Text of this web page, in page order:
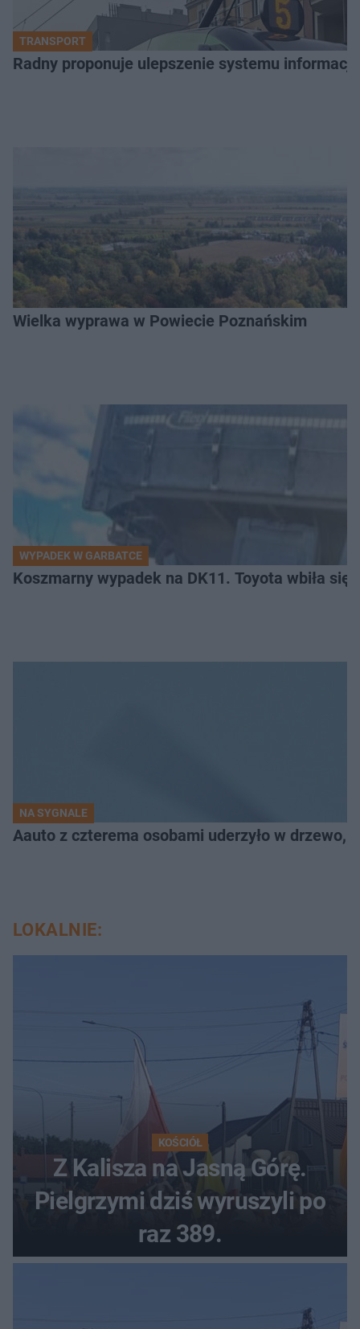
TRANSPORT
Radny proponuje ulepszenie systemu
Wielka wyprawa w Powiecie Poznańskim
WYPADEK W GARBATCE
Koszmarny wypadek na DK11. Toyota wbiła się
NA SYGNALE
Aauto z czterema osobami uderzyło w drzewo,
LOKALNIE:
KOŚCIÓŁ
Z Kalisza na Jasną Górę.
Pielgrzymi dziś wyruszyli po
raz 389.